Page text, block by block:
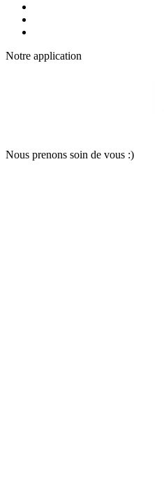
Notre application
Nous prenons soin de vous :)